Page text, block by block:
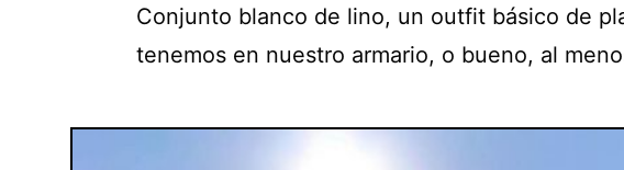
Conjunto blanco de lino, un outfit básico de
tenemos en nuestro armario, o bueno, al